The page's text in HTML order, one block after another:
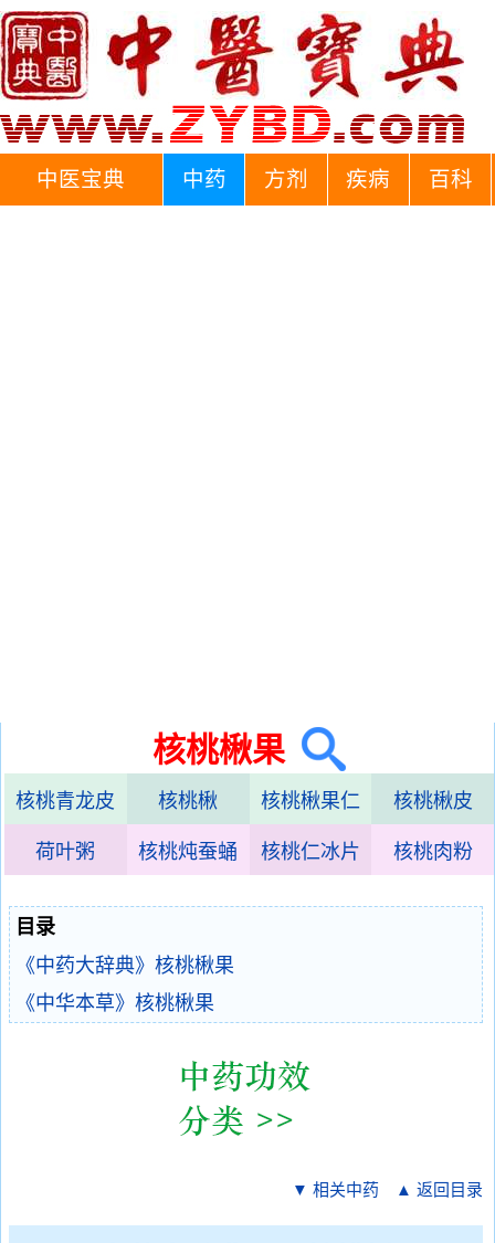
中医宝典 中药 方剂 疾病 百科
核桃楸果
核桃青龙皮 核桃楸 核桃楸果仁 核桃楸皮
荷叶粥 核桃炖蚕蛹 核桃仁冰片 核桃肉粉
目录
《中药大辞典》核桃楸果
《中华本草》核桃楸果
▼ 相关中药 ▲ 返回目录